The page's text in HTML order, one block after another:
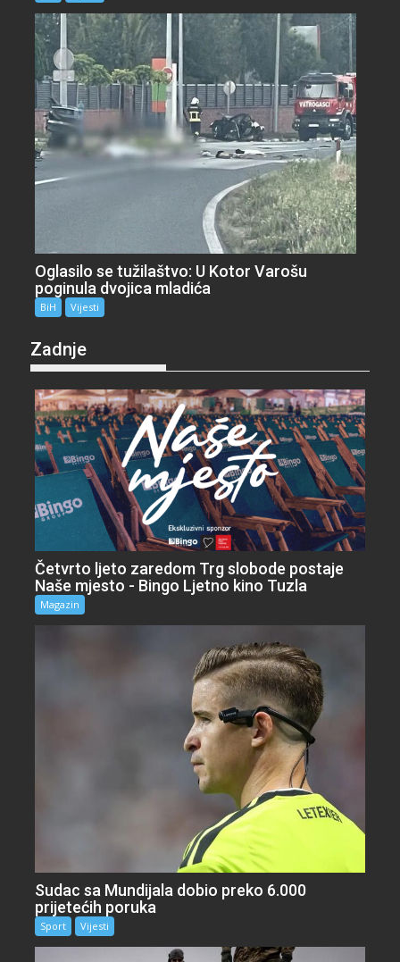
Oglasilo se tužilaštvo: U Kotor Varošu
poginula dvojica mladića
BiH Vijesti
Zadnje
Četvrto ljeto zaredom Trg slobode postaje
Naše mjesto - Bingo Ljetno kino Tuzla
Magazin
Sudac sa Mundijala dobio preko 6.000
prijetećih poruka
Sport Vijesti